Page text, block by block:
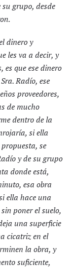
grupo, desde
dinero y
les va a decir, y
que ese dinero
Radío, ese
proveedores,
de mucho
dentro de la
si ella
se
y de su grupo
donde está,
esa obra
ella hace una
poner el suelo,
una superficie
cicatriz en el
la obra, y
suficiente,